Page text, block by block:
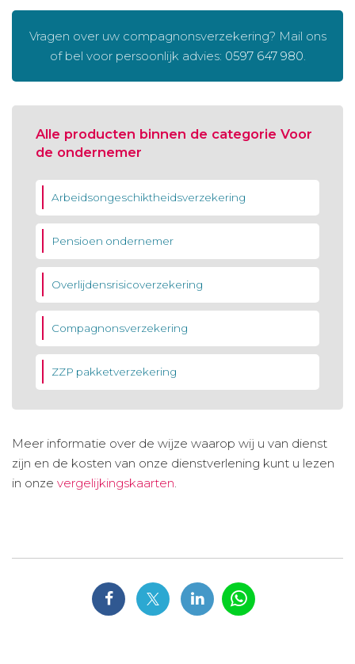
Vragen over uw compagnonsverzekering? Mail ons
of bel voor persoonlijk advies: 0597 647 980.
Alle producten binnen de categorie Voor
de ondernemer
Arbeidsongeschiktheidsverzekering
Pensioen ondernemer
Overlijdensrisicoverzekering
Compagnonsverzekering
ZZP pakketverzekering
Meer informatie over de wijze waarop wij u van dienst
zijn en de kosten van onze dienstverlening kunt u lezen
in onze vergelijkingskaarten